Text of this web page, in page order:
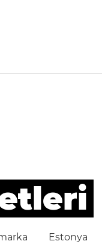
Estonya